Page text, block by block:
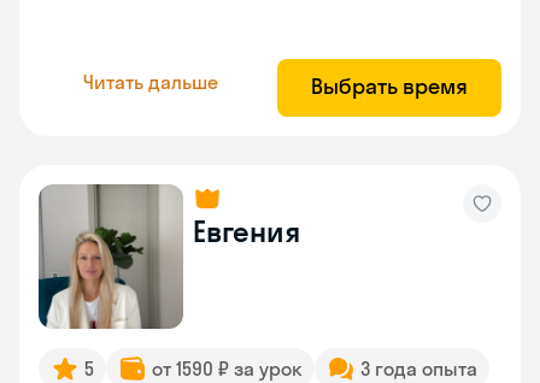
Читать дальше Выбрать время
Евгения
5 от 1590 ₽ за урок 3 года опыта